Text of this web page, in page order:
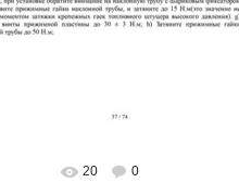
В реальном размере 1131x1600
20 0